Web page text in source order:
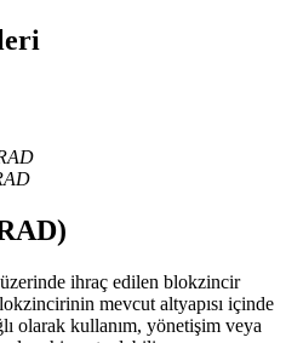
vadeli işlemler
ihraç edilen blokzincir
mevcut altyapısı içinde
olarak kullanım, yönetişim veya